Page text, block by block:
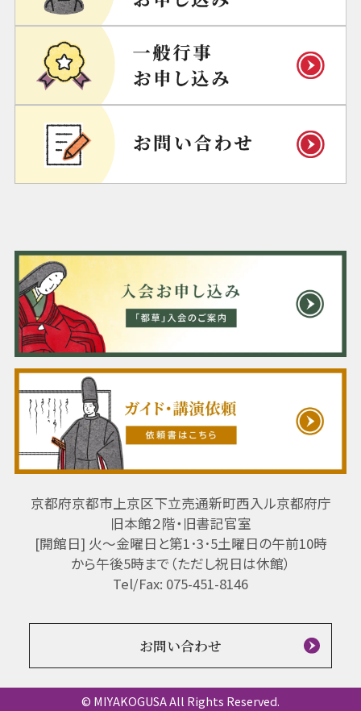
京都府京都市上京区下立売通新町西入ル京都府庁
旧本館２階・旧書記官室
[開館日] 火～金曜日と第1･3･5土曜日の午前10時
から午後5時まで（ただし祝日は休館）
Tel/Fax: 075-451-8146
お問い合わせ
© MIYAKOGUSA All Rights Reserved.